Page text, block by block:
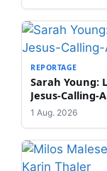
REPORTAGE
Sarah Young:
Jesus-Calling-
1 Aug. 2026